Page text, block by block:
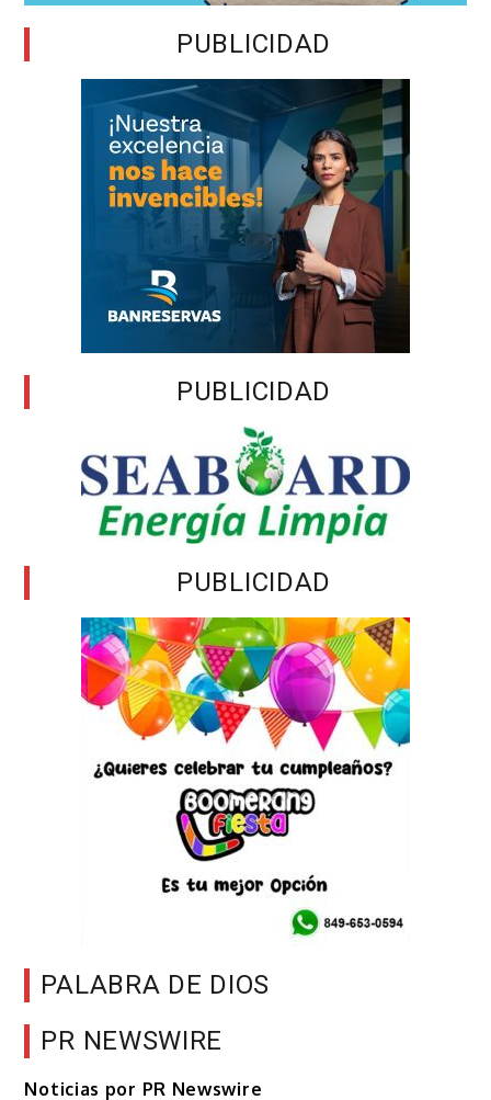
PUBLICIDAD
PUBLICIDAD
PUBLICIDAD
PALABRA DE DIOS
PR NEWSWIRE
Noticias por PR Newswire